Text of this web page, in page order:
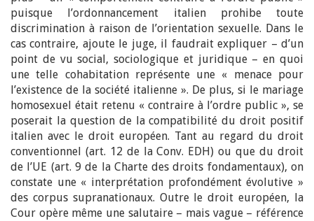
puisque l’ordonnancement italien prohibe toute
discrimination à raison de l’orientation sexuelle. Dans le
cas contraire, ajoute le juge, il faudrait expliquer – d’un
point de vu social, sociologique et juridique – en quoi
une telle cohabitation représente une « menace pour
l’existence de la société italienne ». De plus, si le mariage
homosexuel était retenu « contraire à l’ordre public », se
poserait la question de la compatibilité du droit positif
italien avec le droit européen. Tant au regard du droit
conventionnel (art. 12 de la Conv. EDH) ou que du droit
de l’UE (art. 9 de la Charte des droits fondamentaux), on
constate une « interprétation profondément évolutive »
des corpus supranationaux. Outre le droit européen, la
Cour opère même une salutaire – mais vague – référence